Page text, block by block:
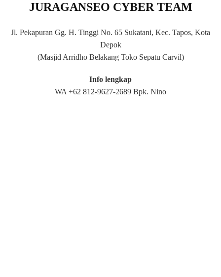
JURAGANSEO CYBER TEAM
Jl. Pekapuran Gg. H. Tinggi No. 65 Sukatani, Kec. Tapos, Kota
Depok
(Masjid Arridho Belakang Toko Sepatu Carvil)
Info lengkap
WA +62 812-9627-2689 Bpk. Nino